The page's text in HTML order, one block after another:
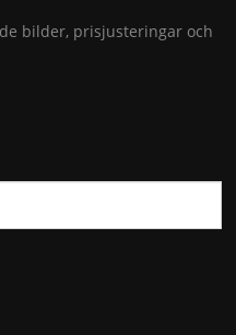
bilder, prisjusteringar och